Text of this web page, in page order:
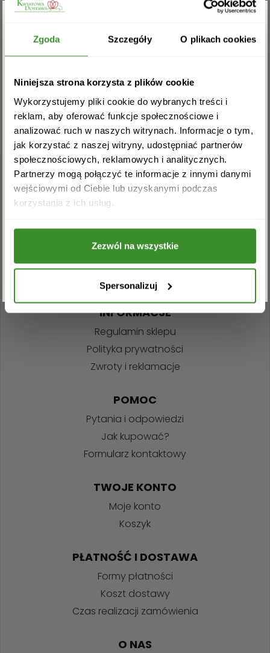
Zgoda Szczegóły O plikach cookies
Niniejsza strona korzysta z plików cookie
Wykorzystujemy pliki cookie do wybranych treści i
reklam, aby oferować funkcje społecznościowe i
analizować ruch w naszych witrynach. Informacje o tym,
jak korzystać z naszej witryny, udostępniać partnerów
społecznościowych, reklamowych i analitycznych.
Partnerzy mogą połączyć te informacje z innymi danymi
wejściowymi od Ciebie lub uzyskanymi podczas
korzystania z ich usług.
Zezwól na wszystkie
Spersonalizuj
+48 22 110 59 60 info@kwiatowadostawa.pl
INFORMACJE
Regulamin sklepu
Polityka prywatności
Zwroty i reklamacje
POMOC
Pytania i odpowiedzi
Jak kupować?
Formularz kontaktowy
TWOJE KONTO
Moje konto
Koszyk
PŁATNOŚĆ I DOSTAWA
Formy płatności
Koszt dostawy
Czas realizacji zamówienia
O NAS
Zgarnij rabat -5%
Zapisz się do newslettera i zgarnij
rabat na pierwsze zakupy!
Akceptuję regulamin i wyrażam zgodę na
przetwarzanie powyższych danych osobowych
ZAPISZ SIĘ